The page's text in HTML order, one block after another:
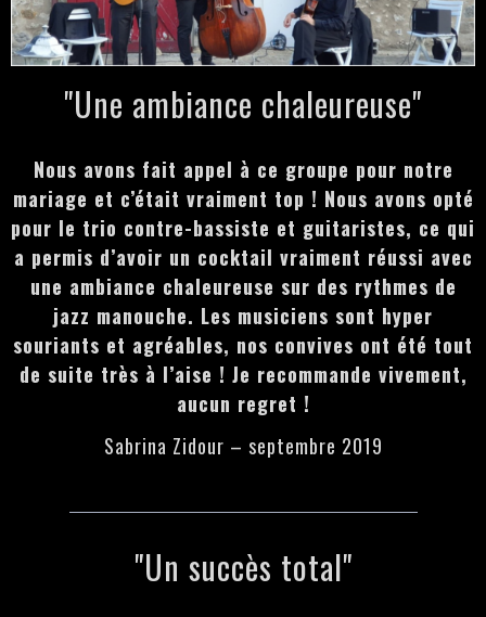
"Une ambiance chaleureuse"
Nous avons fait appel à ce groupe pour notre
mariage et c’était vraiment top ! Nous avons opté
pour le trio contre-bassiste et guitaristes, ce qui
a permis d’avoir un cocktail vraiment réussi avec
une ambiance chaleureuse sur des rythmes de
jazz manouche. Les musiciens sont hyper
souriants et agréables, nos convives ont été tout
de suite très à l’aise ! Je recommande vivement,
aucun regret !
Sabrina Zidour – septembre 2019
"Un succès total"